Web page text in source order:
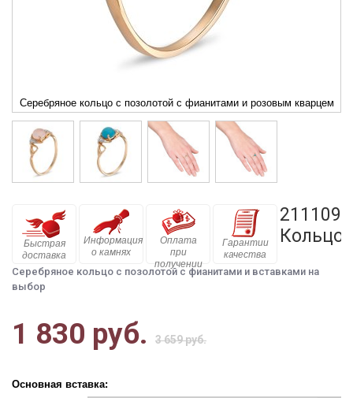
Серебряное кольцо с позолотой с фианитами и розовым кварцем
Быстрая
доставка
Информация
о камнях
Оплата
при
получении
Гарантии
качества
211109п
Кольцо
Серебряное кольцо с позолотой с фианитами и вставками на
выбор
1 830 руб. 3 659 руб.
Основная вставка: